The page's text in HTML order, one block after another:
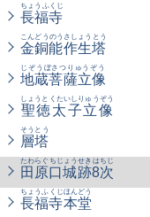
長福寺
ちょうふくじ
金銅能作生塔
こんどうのうさしょうとう
地蔵菩薩立像
じぞうぼさつりゅうぞう
聖徳太子立像
しょうとくたいしりゅうぞう
層塔
そうとう
田原口城跡8次
たわらぐちじょうせきはちじ
長福寺本堂
ちょうふくじほんどう